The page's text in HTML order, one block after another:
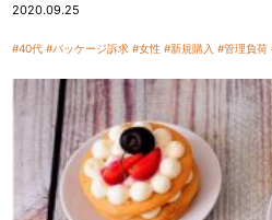
2020.09.25
#40代 #パッケージ訴求 #女性 #新規購入 #管理負荷